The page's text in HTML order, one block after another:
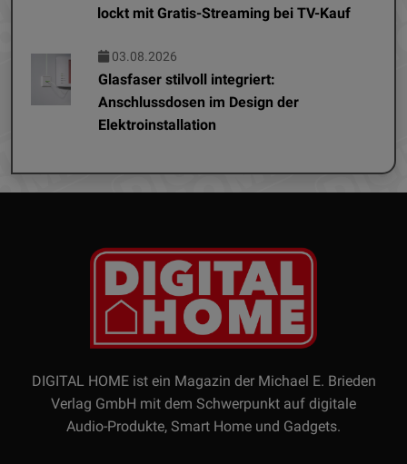
lockt mit Gratis-Streaming bei TV-Kauf
03.08.2026
Glasfaser stilvoll integriert:
Anschlussdosen im Design der
Elektroinstallation
DIGITAL HOME ist ein Magazin der Michael E. Brieden
Verlag GmbH mit dem Schwerpunkt auf digitale
Audio-Produkte, Smart Home und Gadgets.